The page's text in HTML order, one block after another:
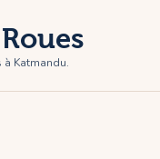
à Katmandu.